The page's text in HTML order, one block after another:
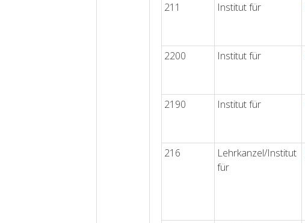
211 Institut für
2200 Institut für
2190 Institut für
216
Lehrkanzel/Institut
für